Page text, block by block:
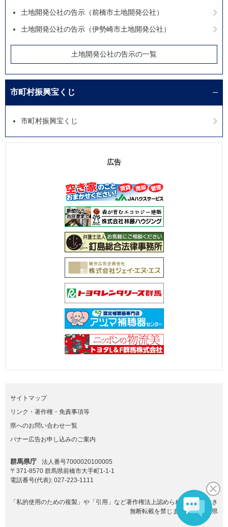
土地開発公社の告示（前橋市土地開発公社）
土地開発公社の告示（伊勢崎市土地開発公社）
土地開発公社の告示の一覧
市町村振興宝くじ
市町村振興宝くじ
広告
サイトマップ
リンク・著作権・免責事項等
県へのお問い合わせ一覧
バナー広告お申し込みのご案内
群馬県庁
法人番号7000020100005
〒371-8570 群馬県前橋市大手町1-1-1
電話番号(代表): 027-223-1111
「私的使用のための複製」や「引用」など著作権法上認められた場合を除き
無断転載を禁じます。(C)群馬県